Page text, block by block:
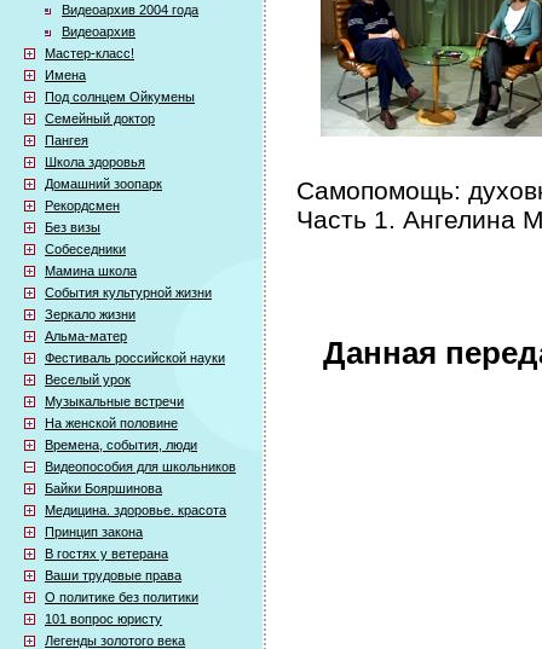
Видеоархив 2004 года
Видеоархив
Мастер-класс!
Имена
Под солнцем Ойкумены
Семейный доктор
Пангея
Школа здоровья
Домашний зоопарк
Рекордсмен
Без визы
Собеседники
Мамина школа
События культурной жизни
Зеркало жизни
Альма-матер
Фестиваль российской науки
Веселый урок
Музыкальные встречи
На женской половине
Времена, события, люди
Видеопособия для школьников
Байки Бояршинова
Медицина. здоровье. красота
Принцип закона
В гостях у ветерана
Ваши трудовые права
О политике без политики
101 вопрос юристу
Легенды золотого века
Самопомощь:
Часть 1. Ангелина
Данная